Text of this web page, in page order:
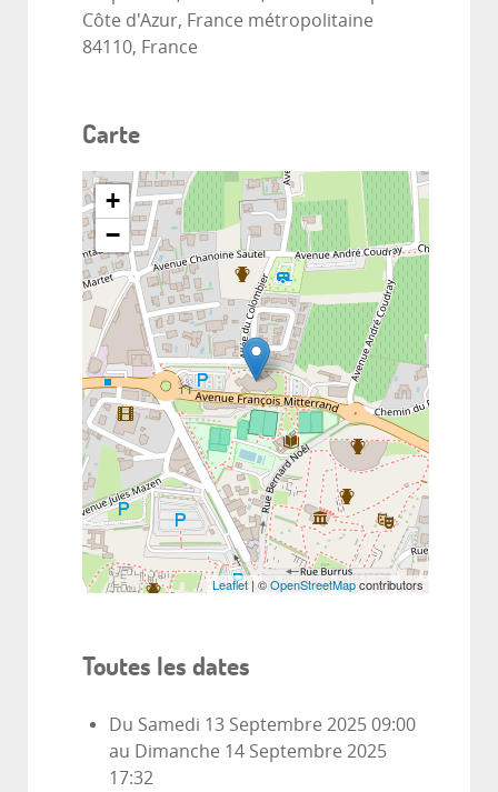
Côte d'Azur, France métropolitaine
84110, France
Carte
+
−
Leaflet| ©OpenStreetMapcontributors
Toutes les dates
Du Samedi 13 Septembre 2025 09:00
au Dimanche 14 Septembre 2025
17:32